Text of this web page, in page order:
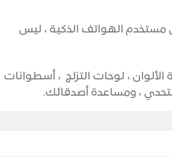
مستخدم الهواتف الذكية ، ليس
، لوحات التزلج
، أسطوانات
، ومساعدة أصدقائك.